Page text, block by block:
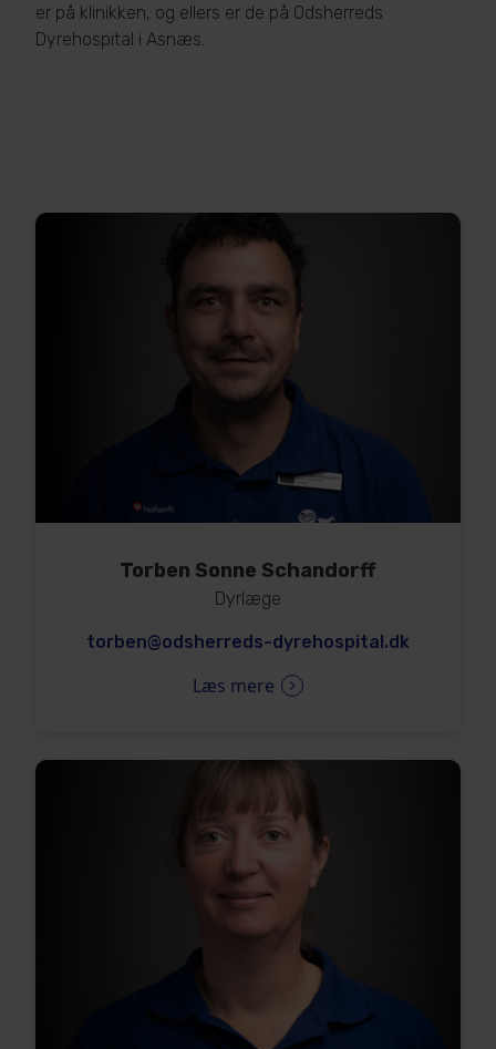
er på klinikken, og ellers er de på Odsherreds
Dyrehospital i Asnæs.
Torben Sonne Schandorff
Dyrlæge
torben@odsherreds-dyrehospital.dk
Læs mere